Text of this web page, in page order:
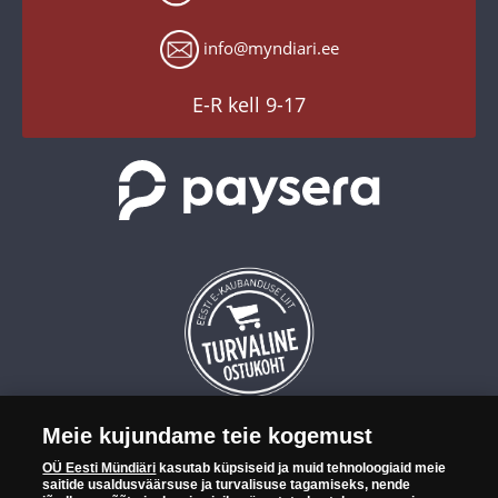
info@myndiari.ee
E-R kell 9-17
OÜ Eesti Mündiäri on maailma tuntumate rahapajade
kollektsioonimüntide ja -medalite levitaja Eestis. OÜ Eesti Mündiäri
Meie kujundame teie kogemust
OÜ Eesti Mündiäri kasutab küpsiseid ja muid tehnoloogiaid meie
saitide usaldusväärsuse ja turvalisuse tagamiseks, nende